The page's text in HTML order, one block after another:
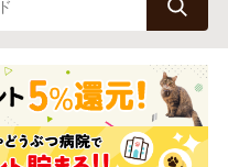
猫
アクア・爬虫類・昆虫